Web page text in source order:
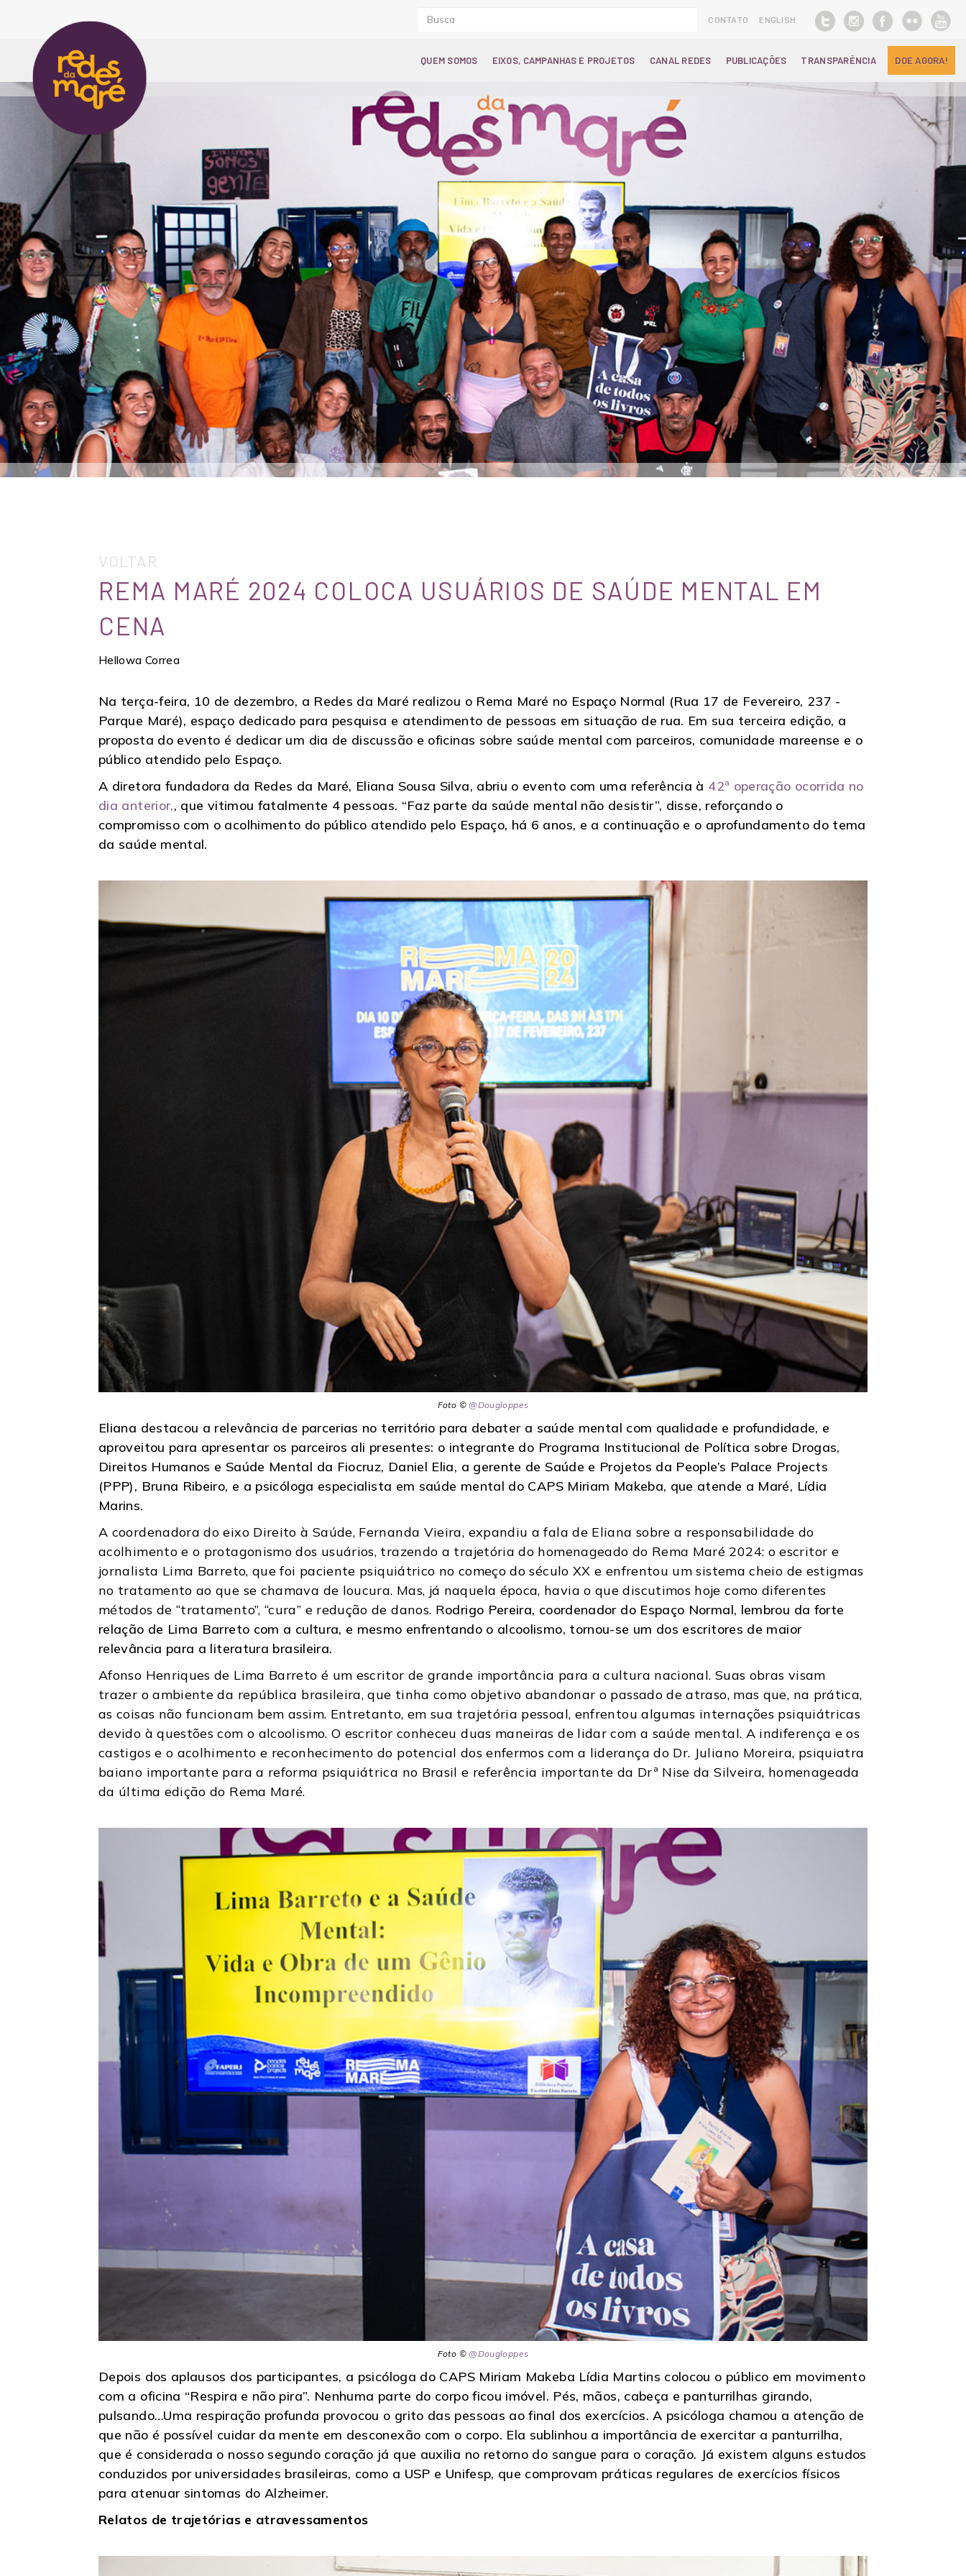
CONTATO ENGLISH
QUEM SOMOS EIXOS, CAMPANHAS E PROJETOS CANAL REDES PUBLICAÇÕES TRANSPARÊNCIA DOE AGORA!
VOLTAR
REMA MARÉ 2024 COLOCA USUÁRIOS DE SAÚDE MENTAL EM
CENA
Hellowa Correa
Na terça-feira, 10 de dezembro, a Redes da Maré realizou o Rema Maré no Espaço Normal (Rua 17 de Fevereiro, 237 -
Parque Maré), espaço dedicado para pesquisa e atendimento de pessoas em situação de rua. Em sua terceira edição, a
proposta do evento é dedicar um dia de discussão e oficinas sobre saúde mental com parceiros, comunidade mareense e o
público atendido pelo Espaço.
A diretora fundadora da Redes da Maré, Eliana Sousa Silva, abriu o evento com uma referência à 42ª operação ocorrida no
dia anterior,, que vitimou fatalmente 4 pessoas. “Faz parte da saúde mental não desistir”, disse, reforçando o
compromisso com o acolhimento do público atendido pelo Espaço, há 6 anos, e a continuação e o aprofundamento do tema
da saúde mental.
Foto © @Dougloppes
Eliana destacou a relevância de parcerias no território para debater a saúde mental com qualidade e profundidade, e
aproveitou para apresentar os parceiros ali presentes: o integrante do Programa Institucional de Política sobre Drogas,
Direitos Humanos e Saúde Mental da Fiocruz, Daniel Elia, a gerente de Saúde e Projetos da People’s Palace Projects
(PPP), Bruna Ribeiro, e a psicóloga especialista em saúde mental do CAPS Miriam Makeba, que atende a Maré, Lídia
Marins.
A coordenadora do eixo Direito à Saúde, Fernanda Vieira, expandiu a fala de Eliana sobre a responsabilidade do
acolhimento e o protagonismo dos usuários, trazendo a trajetória do homenageado do Rema Maré 2024: o escritor e
jornalista Lima Barreto, que foi paciente psiquiátrico no começo do século XX e enfrentou um sistema cheio de estigmas
no tratamento ao que se chamava de loucura. Mas, já naquela época, havia o que discutimos hoje como diferentes
métodos de “tratamento”, “cura” e redução de danos. Rodrigo Pereira, coordenador do Espaço Normal, lembrou da forte
relação de Lima Barreto com a cultura, e mesmo enfrentando o alcoolismo, tornou-se um dos escritores de maior
relevância para a literatura brasileira.
Afonso Henriques de Lima Barreto é um escritor de grande importância para a cultura nacional. Suas obras visam
trazer o ambiente da república brasileira, que tinha como objetivo abandonar o passado de atraso, mas que, na prática,
as coisas não funcionam bem assim. Entretanto, em sua trajetória pessoal, enfrentou algumas internações psiquiátricas
devido à questões com o alcoolismo. O escritor conheceu duas maneiras de lidar com a saúde mental. A indiferença e os
castigos e o acolhimento e reconhecimento do potencial dos enfermos com a liderança do Dr. Juliano Moreira, psiquiatra
baiano importante para a reforma psiquiátrica no Brasil e referência importante da Drª Nise da Silveira, homenageada
da última edição do Rema Maré.
Foto © @Dougloppes
Depois dos aplausos dos participantes, a psicóloga do CAPS Miriam Makeba Lídia Martins colocou o público em movimento
com a oficina “Respira e não pira”. Nenhuma parte do corpo ficou imóvel. Pés, mãos, cabeça e panturrilhas girando,
pulsando…Uma respiração profunda provocou o grito das pessoas ao final dos exercícios. A psicóloga chamou a atenção de
que não é possível cuidar da mente em desconexão com o corpo. Ela sublinhou a importância de exercitar a panturrilha,
que é considerada o nosso segundo coração já que auxilia no retorno do sangue para o coração. Já existem alguns estudos
conduzidos por universidades brasileiras, como a USP e Unifesp, que comprovam práticas regulares de exercícios físicos
para atenuar sintomas do Alzheimer.
Relatos de trajetórias e atravessamentos